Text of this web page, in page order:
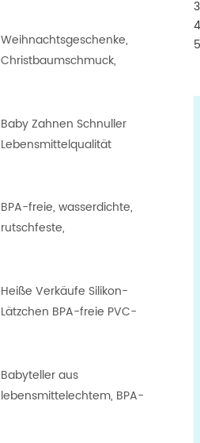
Prinzessinnen-Geldbörse
Weihnachtsgeschenke,
Christbaumschmuck,
Blasenspielzeug,
Dekompressions-
Baby Zahnen Schnuller
Lebensmittelqualität
BPA-freie, wasserdichte,
rutschfeste,
Heiße Verkäufe Silikon-
Lätzchen BPA-freie PVC-
Lätzchen
Babyteller aus
lebensmittelechtem, BPA-